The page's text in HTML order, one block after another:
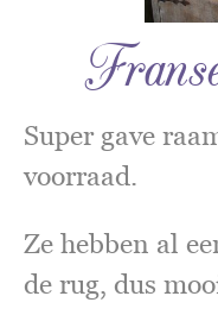
Super gave
voorraad.
Ze hebben al
de rug, dus